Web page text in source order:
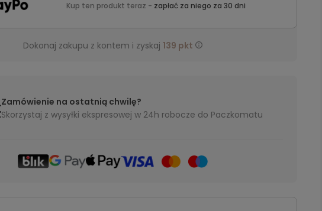
Kup ten produkt teraz - zapłać za niego za 30 dni
Dokonaj zakupu z kontem i zyskaj 139 pkt
Zamówienie na ostatnią chwilę?
Skorzystaj z wysyłki ekspresowej w 24h robocze do Paczkomatu